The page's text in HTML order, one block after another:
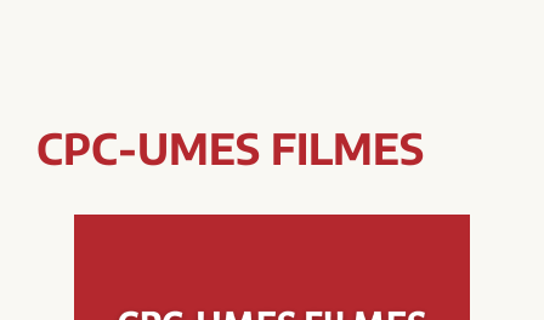
CPC-UMES FILMES